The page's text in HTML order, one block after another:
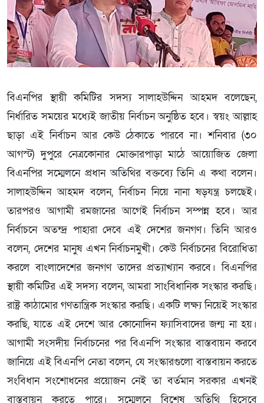
বিএনপির স্থায়ী কমিটির সদস্য সালাহউদ্দিন আহমদ বলেছেন,
নির্ধারিত সময়ের মধ্যেই জাতীয় নির্বাচন অনুষ্ঠিত হবে। স্বয়ং আল্লাহ
ছাড়া এই নির্বাচন আর কেউ ঠেকাতে পারবে না। শনিবার (৩০
আগস্ট) দুপুরে নেত্রকোনার মোক্তারপাড়া মাঠে আয়োজিত জেলা
বিএনপির সম্মেলনে প্রধান অতিথির বক্তব্যে তিনি এ কথা বলেন।
সালাহউদ্দিন আহমদ বলেন, নির্বাচন নিয়ে নানা ষড়যন্ত্র চলছেই।
তারপরও আগামী রমজানের আগেই নির্বাচন সম্পন্ন হবে। আর
নির্বাচনে অতন্দ্র পাহারা দেবে এই দেশের জনগণ। তিনি আরও
বলেন, দেশের মানুষ এখন নির্বাচনমুখী। কেউ নির্বাচনের বিরোধিতা
করলে বাংলাদেশের জনগণ তাদের প্রত্যাখ্যান করবে। বিএনপির
স্থায়ী কমিটির এই সদস্য বলেন, আমরা সাংবিধানিক সংস্কার করছি।
রাষ্ট্র কাঠামোর গণতান্ত্রিক সংস্কার করছি। একটি লক্ষ্য নিয়েই সংস্কার
করছি, যাতে এই দেশে আর কোনোদিন ফ্যাসিবাদের জন্ম না হয়।
আগামী সংসদীয় নির্বাচনের পর বিএনপি সংস্কার বাস্তবায়ন করবে
জানিয়ে এই বিএনপি নেতা বলেন, যে সংস্কারগুলো বাস্তবায়ন করতে
সংবিধান সংশোধনের প্রয়োজন নেই তা বর্তমান সরকার এখনই
বাস্তবায়ন করতে পারে। সম্মেলনে বিশেষ অতিথি হিসেবে